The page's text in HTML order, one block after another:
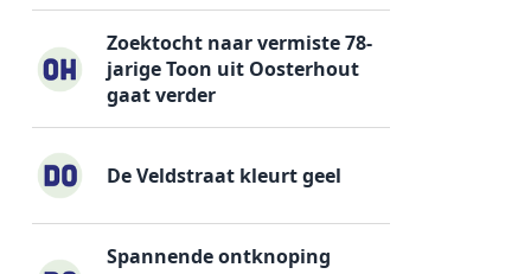
Zoektocht naar vermiste 78-
jarige Toon uit Oosterhout
gaat verder
De Veldstraat kleurt geel
Spannende ontknoping